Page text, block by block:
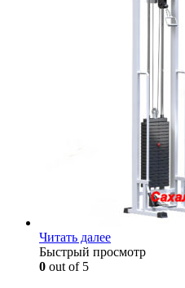
Читать далее
Быстрый просмотр
0 out of 5